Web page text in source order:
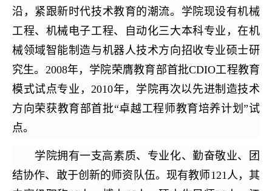
沿，紧跟新时代技术教育的潮流。学院现设有机械
工程、机械电子工程、自动化三大本科专业，在机
械领域智能制造与机器人技术方向招收专业硕士研
究生。2008年，学院荣膺教育部首批CDIO工程教育
模式试点专业，2010年，学院再次以先进制造技术
方向荣获教育部首批“卓越工程师教育培养计划”试
点。
学院拥有一支高素质、专业化、勤奋敬业、团
结协作、敢于创新的师资队伍。现有教师121人，其